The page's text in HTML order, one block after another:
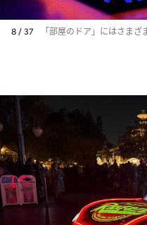
8 / 37 「部屋のドア」にはさま